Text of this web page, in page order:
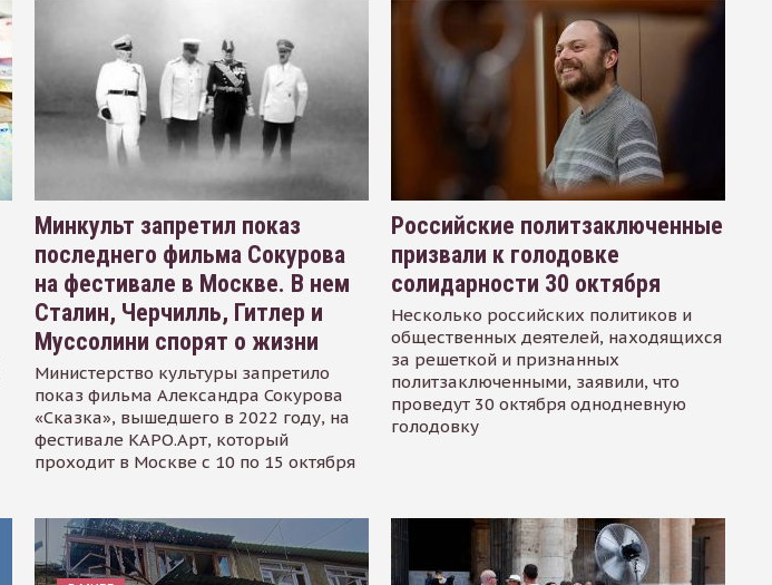
Минкульт запретил показ
последнего фильма Сокурова
на фестивале в Москве. В нем
Сталин, Черчилль, Гитлер и
Муссолини спорят о жизни
Министерство культуры запретило
показ фильма Александра Сокурова
«Сказка», вышедшего в 2022 году, на
фестивале КАРО.Арт, который
проходит в Москве с 10 по 15 октября
Российские политзаключенные
призвали к голодовке
солидарности 30 октября
Несколько российских политиков и
общественных деятелей, находящихся
за решеткой и признанных
политзаключенными, заявили, что
проведут 30 октября однодневную
голодовку